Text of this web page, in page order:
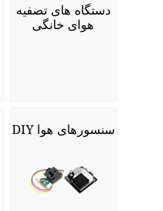
دستگاه های تصفیه
هوای خانگی
سنسورهای هوا DIY